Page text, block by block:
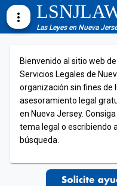
more_vert
Las Leyes en Nueva
Bienvenido al sitio web
Servicios Legales de
organización sin fines de
asesoramiento legal
en Nueva Jersey.
tema legal o escribiendo
búsqueda.